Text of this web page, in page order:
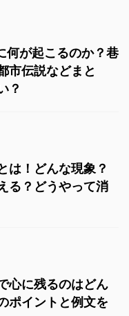
が起こるのか？巷
市伝説などまと
？
は！どんな現象？
る？どうやって消
心に残るのはどん
ポイントと例文を